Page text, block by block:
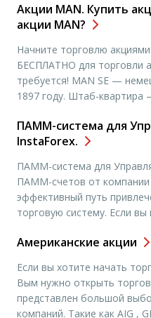
используя клавишу Delete;
перемещая мышью на
ручном, автоматическом
[…]
Акции MAN. Купить
акции MAN?
Начните торговлю
БЕСПЛАТНО для торговли
требуется! MAN SE —
1897 году. Штаб-
фабрика Аугсбург-
компании —
[…]
ПАММ-система для
InstaForex.
ПАММ-система для
ПАММ-счетов от
эффективный путь
торговую систему. Если
ПАММ-системе от
регистрации в ПАММ-
Трейдера ваш торговый
Американские акции
Если вы хотите начать
Вым нужно открыть
представлен большой
компаний. Такие как AIG ,